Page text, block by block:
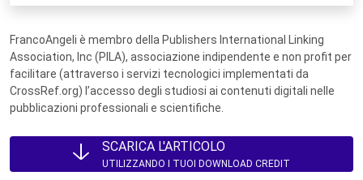
FrancoAngeli è membro della Publishers International Linking
Association, Inc (PILA), associazione indipendente e non profit per
facilitare (attraverso i servizi tecnologici implementati da
CrossRef.org) l’accesso degli studiosi ai contenuti digitali nelle
pubblicazioni professionali e scientifiche.
SCARICA L'ARTICOLO
UTILIZZANDO I TUOI DOWNLOAD CREDIT